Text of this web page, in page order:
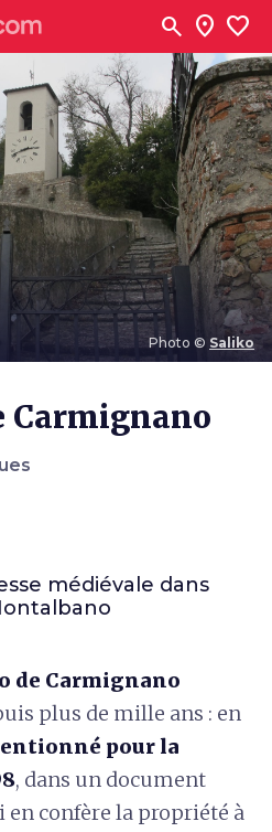
search location_on favorite
Photo © Saliko
Carmignano
médiévale dans
de Carmignano
plus de mille ans : en
pour la
, dans un document
en confère la propriété à